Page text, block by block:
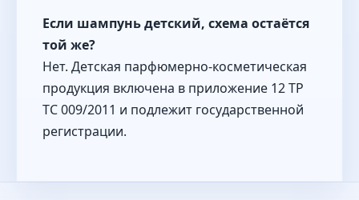
Если шампунь детский, схема остаётся
той же?
Нет. Детская парфюмерно-косметическая
продукция включена в приложение 12 ТР
ТС 009/2011 и подлежит государственной
регистрации.